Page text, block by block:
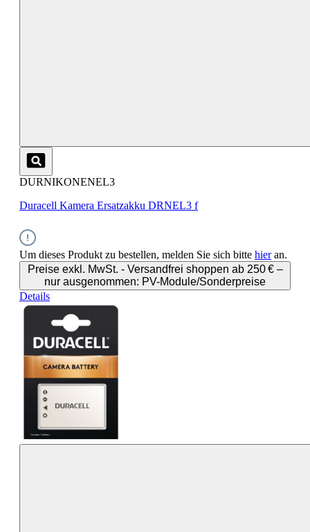
DURNIKONENEL3
Duracell Kamera Ersatzakku DRNEL3 f
Um dieses Produkt zu bestellen, melden Sie sich bitte hieran.
Preise exkl. MwSt. - Versandfrei shoppen ab 250 € –
nur ausgenommen: PV-Module/Sonderpreise
Details